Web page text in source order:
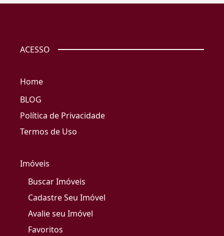
ACESSO
Home
BLOG
Política de Privacidade
Termos de Uso
Imóveis
Buscar Imóveis
Cadastre Seu Imóvel
Avalie seu Imóvel
Favoritos